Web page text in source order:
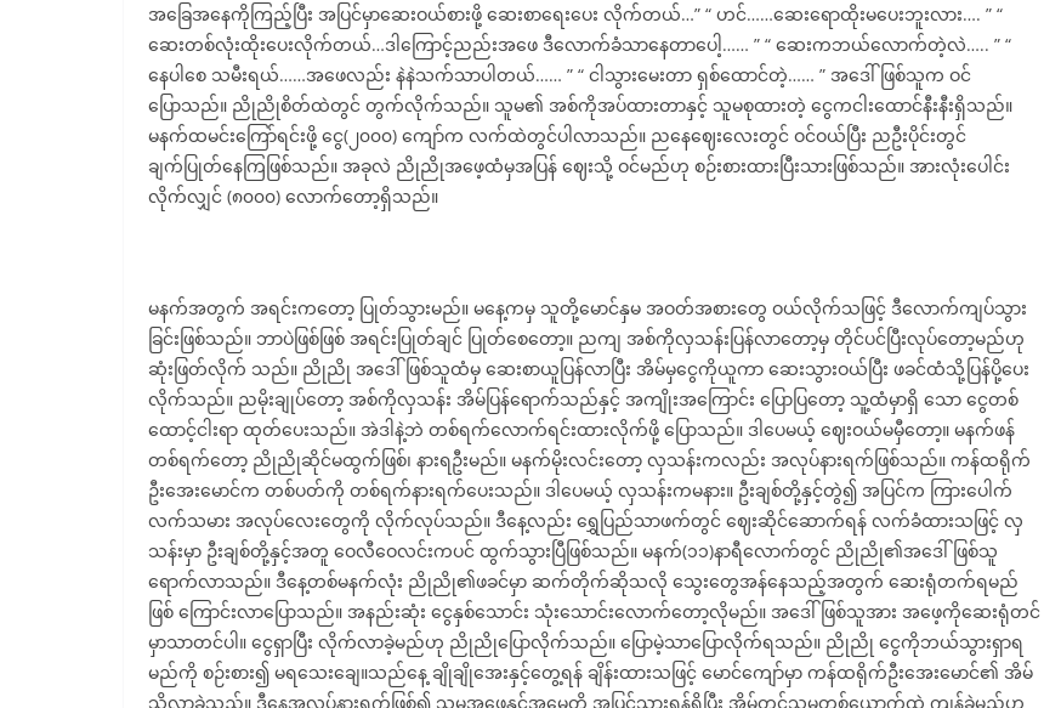
အခြေအနေကိုကြည့်ပြီး အပြင်မှာဆေးဝယ်စားဖို့ ဆေးစာရေးပေး လိုက်တယ်…” “ ဟင်……ဆေးရောထိုးမပေးဘူးလား…. ” “
ဆေးတစ်လုံးထိုးပေးလိုက်တယ်…ဒါကြောင့်ညည်းအဖေ ဒီလောက်ခံသာနေတာပေါ့…… ” “ ဆေးကဘယ်လောက်တဲ့လဲ….. ” “
နေပါစေ သမီးရယ်……အဖေလည်း နဲနဲသက်သာပါတယ်…… ” “ ငါသွားမေးတာ ရှစ်ထောင်တဲ့…… ” အဒေါ်ဖြစ်သူက ဝင်
ပြောသည်။ ညိုညိုစိတ်ထဲတွင် တွက်လိုက်သည်။ သူမ၏ အစ်ကိုအပ်ထားတာနှင့် သူမစုထားတဲ့ ငွေကငါးထောင်နီးနီးရှိသည်။
မနက်ထမင်းကြော်ရင်းဖို့ ငွေ(၂၀၀၀) ကျော်က လက်ထဲတွင်ပါလာသည်။ ညနေဈေးလေးတွင် ဝင်ဝယ်ပြီး ညဦးပိုင်းတွင်
ချက်ပြုတ်နေကြဖြစ်သည်။ အခုလဲ ညိုညိုအဖေ့ထံမှအပြန် ဈေးသို့ ဝင်မည်ဟု စဉ်းစားထားပြီးသားဖြစ်သည်။ အားလုံးပေါင်း
လိုက်လျှင် (၈၀၀၀) လောက်တော့ရှိသည်။
မနက်အတွက် အရင်းကတော့ ပြုတ်သွားမည်။ မနေ့ကမှ သူတို့မောင်နှမ အဝတ်အစားတွေ ဝယ်လိုက်သဖြင့် ဒီလောက်ကျပ်သွား
ခြင်းဖြစ်သည်။ ဘာပဲဖြစ်ဖြစ် အရင်းပြုတ်ချင် ပြုတ်စေတော့။ ညကျ အစ်ကိုလှသန်းပြန်လာတော့မှ တိုင်ပင်ပြီးလုပ်တော့မည်ဟု
ဆုံးဖြတ်လိုက် သည်။ ညိုညို အဒေါ်ဖြစ်သူထံမှ ဆေးစာယူပြန်လာပြီး အိမ်မှငွေကိုယူကာ ဆေးသွားဝယ်ပြီး ဖခင်ထံသို့ပြန်ပို့ပေး
လိုက်သည်။ ညမိုးချုပ်တော့ အစ်ကိုလှသန်း အိမ်ပြန်ရောက်သည်နှင့် အကျိုးအကြောင်း ပြောပြတော့ သူ့ထံမှာရှိ သော ငွေတစ်
ထောင့်ငါးရာ ထုတ်ပေးသည်။ အဲဒါနဲ့ဘဲ တစ်ရက်လောက်ရင်းထားလိုက်ဖို့ ပြောသည်။ ဒါပေမယ့် ဈေးဝယ်မမှီတော့။ မနက်ဖန်
တစ်ရက်တော့ ညိုညိုဆိုင်မထွက်ဖြစ်၊ နားရဦးမည်။ မနက်မိုးလင်းတော့ လှသန်းကလည်း အလုပ်နားရက်ဖြစ်သည်။ ကန်ထရိုက်
ဦးအေးမောင်က တစ်ပတ်ကို တစ်ရက်နားရက်ပေးသည်။ ဒါပေမယ့် လှသန်းကမနား။ ဦးချစ်တို့နှင့်တွဲ၍ အပြင်က ကြားပေါက်
လက်သမား အလုပ်လေးတွေကို လိုက်လုပ်သည်။ ဒီနေ့လည်း ရွှေပြည်သာဖက်တွင် ဈေးဆိုင်ဆောက်ရန် လက်ခံထားသဖြင့် လှ
သန်းမှာ ဦးချစ်တို့နှင့်အတူ ဝေလီဝေလင်းကပင် ထွက်သွားပြီဖြစ်သည်။ မနက်(၁၁)နာရီလောက်တွင် ညိုညို၏အဒေါ်ဖြစ်သူ
ရောက်လာသည်။ ဒီနေ့တစ်မနက်လုံး ညိုညို၏ဖခင်မှာ ဆက်တိုက်ဆိုသလို သွေးတွေအန်နေသည့်အတွက် ဆေးရုံတက်ရမည်
ဖြစ် ကြောင်းလာပြောသည်။ အနည်းဆုံး ငွေနှစ်သောင်း သုံးသောင်းလောက်တော့လိုမည်။ အဒေါ်ဖြစ်သူအား အဖေ့ကိုဆေးရုံတင်
မှာသာတင်ပါ။ ငွေရှာပြီး လိုက်လာခဲ့မည်ဟု ညိုညိုပြောလိုက်သည်။ ပြောမဲ့သာပြောလိုက်ရသည်။ ညိုညို ငွေကိုဘယ်သွားရှာရ
မည်ကို စဉ်းစား၍ မရသေးချေ။သည်နေ့ ချိုချိုအေးနှင့်တွေ့ရန် ချိန်းထားသဖြင့် မောင်ကျော်မှာ ကန်ထရိုက်ဦးအေးမောင်၏ အိမ်
သို့လာခဲ့သည်။ ဒီနေ့အလုပ်နားရက်ဖြစ်၍ သူမအဖေနှင့်အမေတို့ အပြင်သွားရန်ရှိပြီး အိမ်တွင်သူမတစ်ယောက်ထဲ ကျန်ခဲ့မည်ဟု